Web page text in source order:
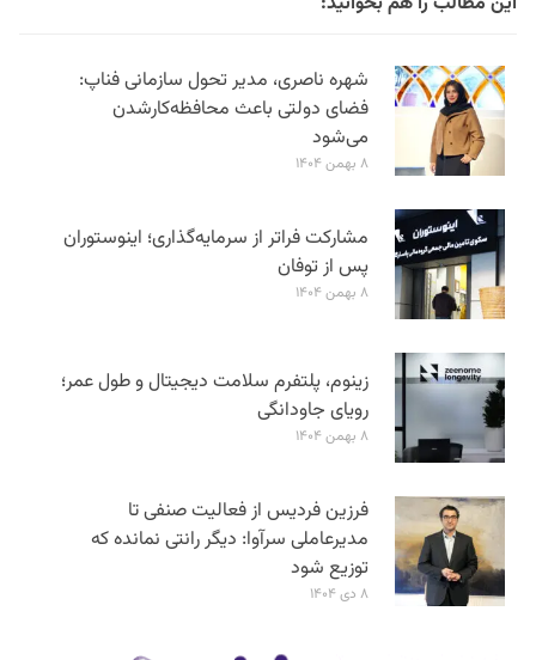
شهره ناصری، مدیر تحول سازمانی فناپ:
فضای دولتی باعث محافظه‌کارشدن
می‌شود
۸ بهمن ۱۴۰۴
مشارکت فراتر از سرمایه‌گذاری؛ اینوستوران
پس از توفان
۸ بهمن ۱۴۰۴
زینوم، پلتفرم سلامت دیجیتال و طول عمر؛
رویای جاودانگی
۸ بهمن ۱۴۰۴
فرزین فردیس از فعالیت صنفی تا
مدیرعاملی سرآوا: دیگر رانتی نمانده که
توزیع شود
۸ دی ۱۴۰۴